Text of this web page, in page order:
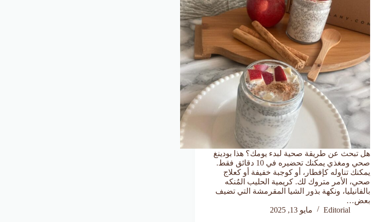
هل تبحث عن طريقة صحية لبدء يومك؟ هذا بودينغ
صحي ومغذي يمكنك تحضيره في 10 دقائق فقط.
يمكنك تناوله كإفطار، أو كوجبة خفيفة أو كعلاج
صحي، الأمر متروك لك. كريمية الحليب المُنكه
بالفانيليا، ونكهة بذور الشيا المقرمشة التي تضيف
بعض…
Editorial
مايو 13, 2025